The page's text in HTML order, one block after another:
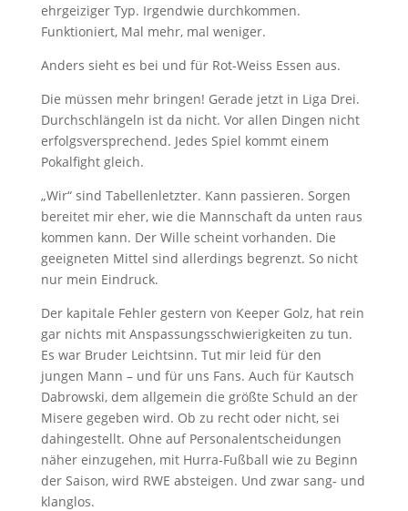
ehrgeiziger Typ. Irgendwie durchkommen.
Funktioniert, Mal mehr, mal weniger.
Anders sieht es bei und für Rot-Weiss Essen aus.
Die müssen mehr bringen! Gerade jetzt in Liga Drei.
Durchschlängeln ist da nicht. Vor allen Dingen nicht
erfolgsversprechend. Jedes Spiel kommt einem
Pokalfight gleich.
„Wir“ sind Tabellenletzter. Kann passieren. Sorgen
bereitet mir eher, wie die Mannschaft da unten raus
kommen kann. Der Wille scheint vorhanden. Die
geeigneten Mittel sind allerdings begrenzt. So nicht
nur mein Eindruck.
Der kapitale Fehler gestern von Keeper Golz, hat rein
gar nichts mit Anspassungsschwierigkeiten zu tun.
Es war Bruder Leichtsinn. Tut mir leid für den
jungen Mann – und für uns Fans. Auch für Kautsch
Dabrowski, dem allgemein die größte Schuld an der
Misere gegeben wird. Ob zu recht oder nicht, sei
dahingestellt. Ohne auf Personalentscheidungen
näher einzugehen, mit Hurra-Fußball wie zu Beginn
der Saison, wird RWE absteigen. Und zwar sang- und
klanglos.